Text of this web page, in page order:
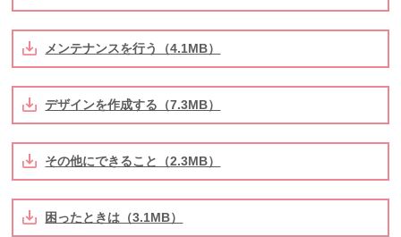
メンテナンスを行う（4.1MB）
デザインを作成する（7.3MB）
その他にできること（2.3MB）
困ったときは（3.1MB）